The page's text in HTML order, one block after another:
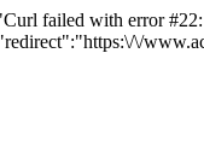
failed with error #22:
\/